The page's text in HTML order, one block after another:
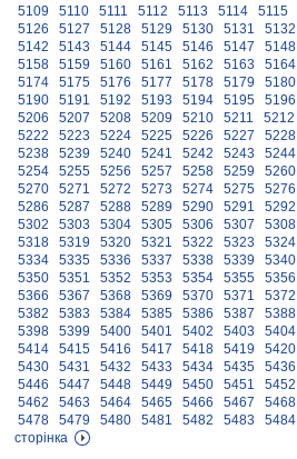
5109
5110 5111 5112 5113 5114 5115
5126
5127 5128 5129 5130 5131 5132
5142
5143 5144 5145 5146 5147 5148
5158
5159 5160 5161 5162 5163 5164
5174
5175 5176 5177 5178 5179 5180
5190
5191 5192 5193 5194 5195 5196
5206
5207 5208 5209 5210 5211 5212
5222
5223 5224 5225 5226 5227 5228
5238
5239 5240 5241 5242 5243 5244
5254
5255 5256 5257 5258 5259 5260
5270
5271 5272 5273 5274 5275 5276
5286
5287 5288 5289 5290 5291 5292
5302
5303 5304 5305 5306 5307 5308
5318
5319 5320 5321 5322 5323 5324
5334
5335 5336 5337 5338 5339 5340
5350
5351 5352 5353 5354 5355 5356
5366
5367 5368 5369 5370 5371 5372
5382
5383 5384 5385 5386 5387 5388
5398
5399 5400 5401 5402 5403 5404
5414
5415 5416 5417 5418 5419 5420
5430
5431 5432 5433 5434 5435 5436
5446
5447 5448 5449 5450 5451 5452
5462
5463 5464 5465 5466 5467 5468
5478
5479 5480 5481 5482 5483 5484
сторінка